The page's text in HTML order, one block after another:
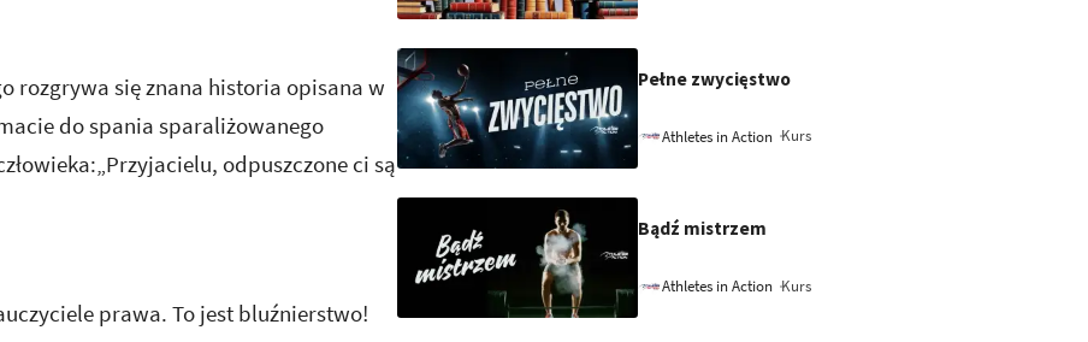
rozgrywa się znana historia opisana w
do spania sparaliżowanego
odpuszczone ci są
prawa. To jest bluźnierstwo!
Pełne zwycięstwo
Athletes in Action Kurs
Bądź mistrzem
Athletes in Action Kurs